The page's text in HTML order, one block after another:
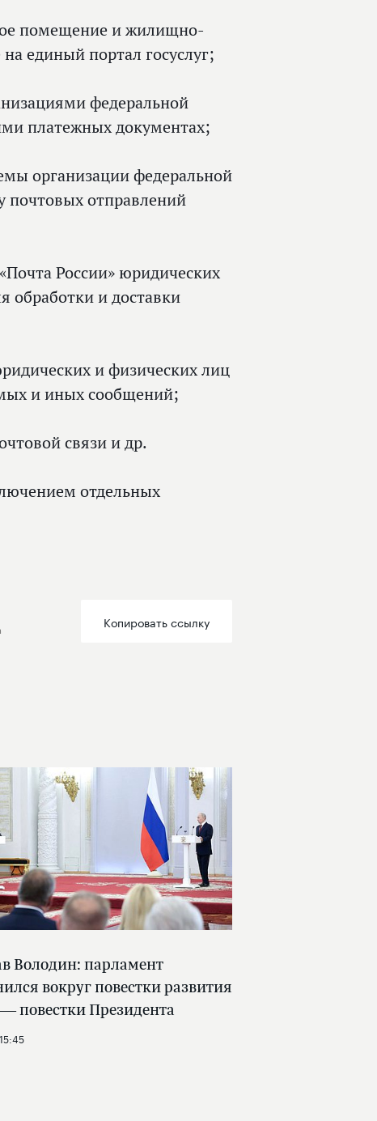
помещение и жилищно-
единый портал госуслуг;
федеральной
платежных документах;
организации федеральной
почтовых отправлений
России» юридических
обработки и доставки
и физических лиц
и иных сообщений;
связи и др.
отдельных
Копировать ссылку
Володин: парламент
вокруг повестки развития
повестки Президента